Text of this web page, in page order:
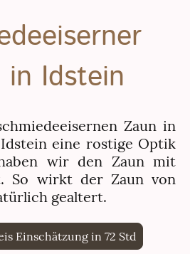
in Idstein
Zaun in
eine rostige Optik
wir den Zaun mit
So wirkt der Zaun von
gealtert.
Einschätzung in 72 Std